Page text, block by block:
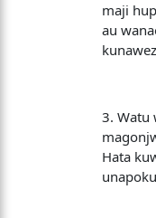
maji
au
3. Watu
Hata